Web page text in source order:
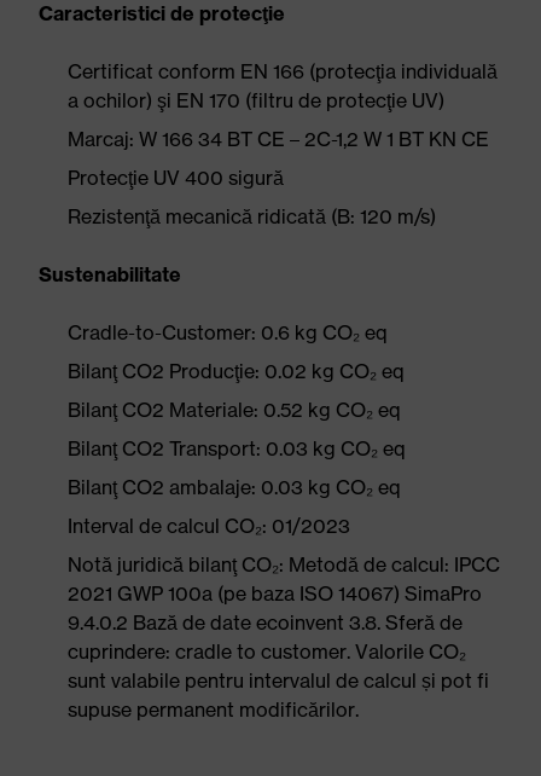
Caracteristici de protecţie
Certificat conform EN 166 (protecţia individuală
a ochilor) şi EN 170 (filtru de protecţie UV)
Marcaj: W 166 34 BT CE – 2C-1,2 W 1 BT KN CE
Protecţie UV 400 sigură
Rezistenţă mecanică ridicată (B: 120 m/s)
Sustenabilitate
Cradle-to-Customer: 0.6 kg CO₂ eq
Bilanţ CO2 Producţie: 0.02 kg CO₂ eq
Bilanţ CO2 Materiale: 0.52 kg CO₂ eq
Bilanţ CO2 Transport: 0.03 kg CO₂ eq
Bilanţ CO2 ambalaje: 0.03 kg CO₂ eq
Interval de calcul CO₂: 01/2023
Notă juridică bilanţ CO₂: Metodă de calcul: IPCC
2021 GWP 100a (pe baza ISO 14067) SimaPro
9.4.0.2 Bază de date ecoinvent 3.8. Sferă de
cuprindere: cradle to customer. Valorile CO₂
sunt valabile pentru intervalul de calcul și pot fi
supuse permanent modificărilor.